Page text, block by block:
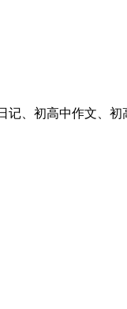
、初高中作文、初